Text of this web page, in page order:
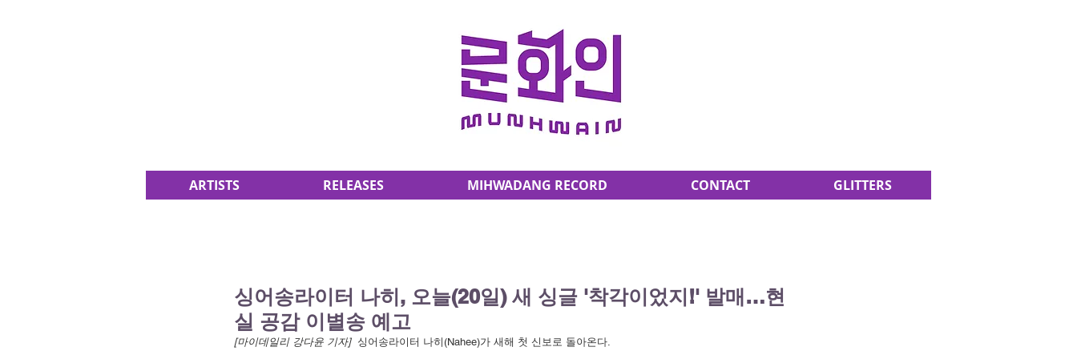
ARTISTS RELEASES MIHWADANG RECORD CONTACT GLITTERS
싱어송라이터 나히, 오늘(20일) 새 싱글 '착각이었지!' 발매…현
실 공감 이별송 예고
[마이데일리 강다윤 기자] 싱어송라이터 나히(Nahee)가 새해 첫 신보로 돌아온다.